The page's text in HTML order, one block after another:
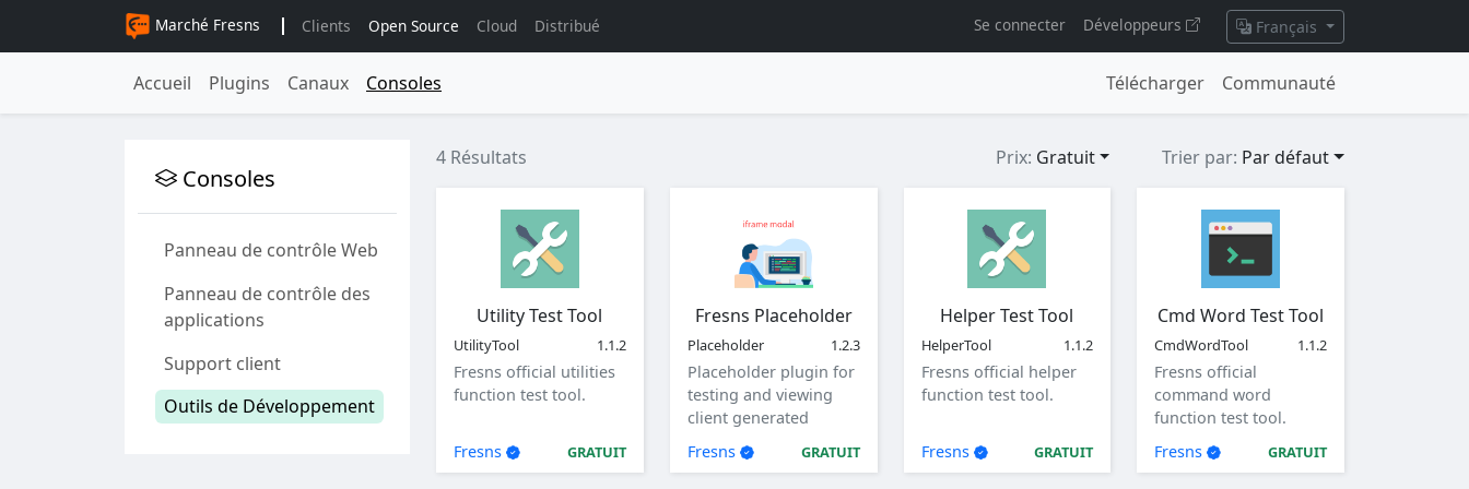
Marché Fresns Clients Open Source Cloud Distribué Se connecter Développeurs Français
Accueil Plugins Canaux Consoles Télécharger Communauté
Consoles
Panneau de contrôle Web
Panneau de contrôle des
applications
Support client
Outils de Développement
4 Résultats Prix: Gratuit Trier par: Par défaut
Utility Test Tool
UtilityTool 1.1.2
Fresns official utilities
function test tool.
Fresns GRATUIT
Fresns Placeholder
Placeholder 1.2.3
Placeholder plugin for
testing and viewing
client generated
parameters.
Fresns GRATUIT
Helper Test Tool
HelperTool 1.1.2
Fresns official helper
function test tool.
Fresns GRATUIT
Cmd Word Test Tool
CmdWordTool 1.1.2
Fresns official
command word
function test tool.
Fresns
GRATUIT